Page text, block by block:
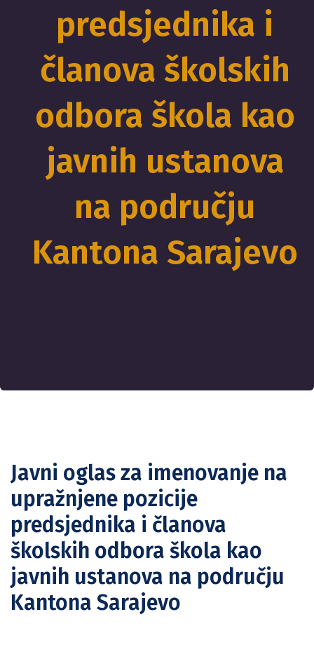
predsjednika i
članova školskih
odbora škola kao
javnih ustanova
na području
Kantona Sarajevo
Javni oglas za imenovanje na
upražnjene pozicije
predsjednika i članova
školskih odbora škola kao
javnih ustanova na području
Kantona Sarajevo